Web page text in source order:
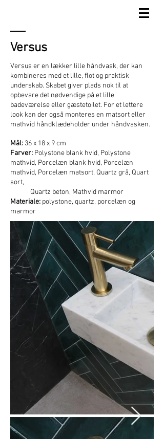
Versus
Versus er en lækker lille håndvask, der kan
kombineres med et lille, flot og praktisk
underskab. Skabet giver plads nok til at
opbevare det nødvendige på et lille
badeværelse eller gæstetoilet. For et lettere
look kan der også monteres en matsort eller
mathvid håndklædeholder under håndvasken.
Mål: 36 x 18 x 9 cm
Farver: Polystone blank hvid, Polystone
mathvid, Porcelæn blank hvid, Porcelæn
mathvid, Porcelæn matsort, Quartz grå, Quart
sort,
Quartz beton, Mathvid marmor
Materiale: polystone, quartz, porcelæn og
marmor